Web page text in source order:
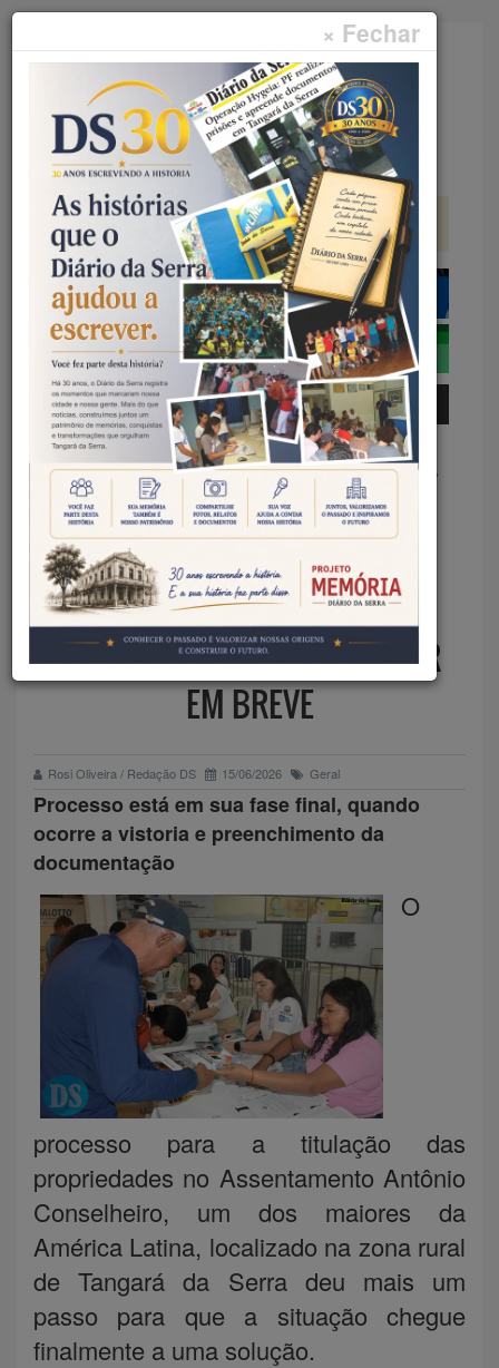
× Fechar
Faça sua pesquisa...
Menu
Início Geral
REGULARIZAÇÃO FUNDIÁRIA –
TITULAÇÃO DAS
PROPRIEDADES NO
ASSENTAMENTO ANTÔNIO
CONSELHEIRO DEVE OCORRER
EM BREVE
Rosi Oliveira / Redação DS 15/06/2026 Geral
Processo está em sua fase final, quando
ocorre a vistoria e preenchimento da
documentação
O
processo para a titulação das
propriedades no Assentamento Antônio
Conselheiro, um dos maiores da
América Latina, localizado na zona rural
de Tangará da Serra deu mais um
passo para que a situação chegue
finalmente a uma solução.